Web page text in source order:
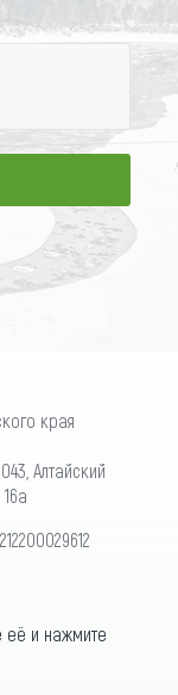
края
Алтайский
её и нажмите